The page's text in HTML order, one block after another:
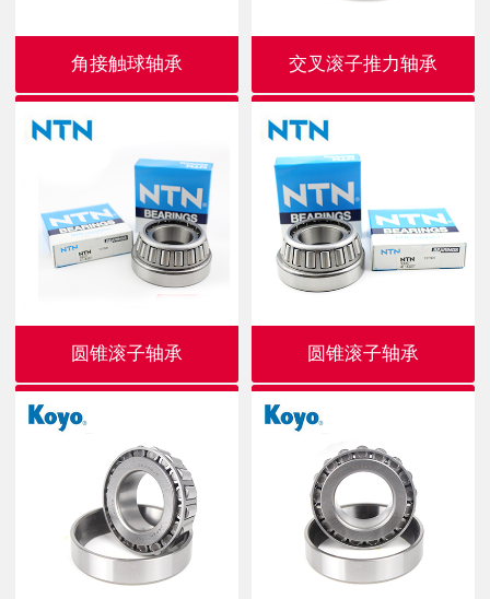
角接触球轴承 交叉滚子推力轴承
圆锥滚子轴承 圆锥滚子轴承